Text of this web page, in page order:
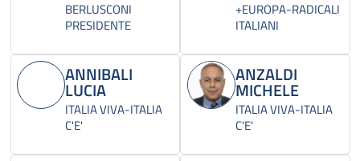
BERLUSCONI
PRESIDENTE
+EUROPA-RADICALI
ITALIANI
ANNIBALI
LUCIA
ITALIA VIVA-ITALIA
C'E'
ANZALDI
MICHELE
ITALIA VIVA-ITALIA
C'E'